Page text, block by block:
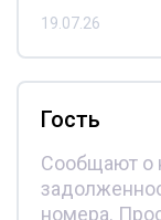
19.07.26
Гость
Сообщают о
номера.